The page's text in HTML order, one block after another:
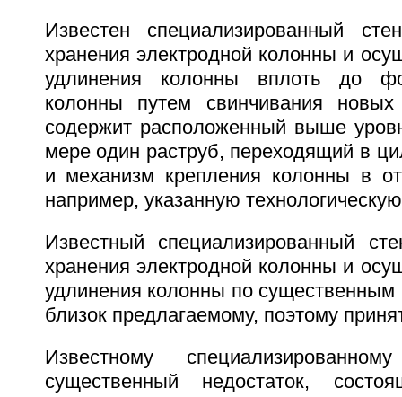
Известен специализированный
хранения электродной колонны и
удлинения колонны вплоть до
колонны путем свинчивания
содержит расположенный выше
мере один раструб, переходящий в
и механизм крепления колонны в
например, указанную
Известный специализированный
хранения электродной колонны и
удлинения колонны по существенным
близок предлагаемому, поэтому
Известному
существенный недостаток,